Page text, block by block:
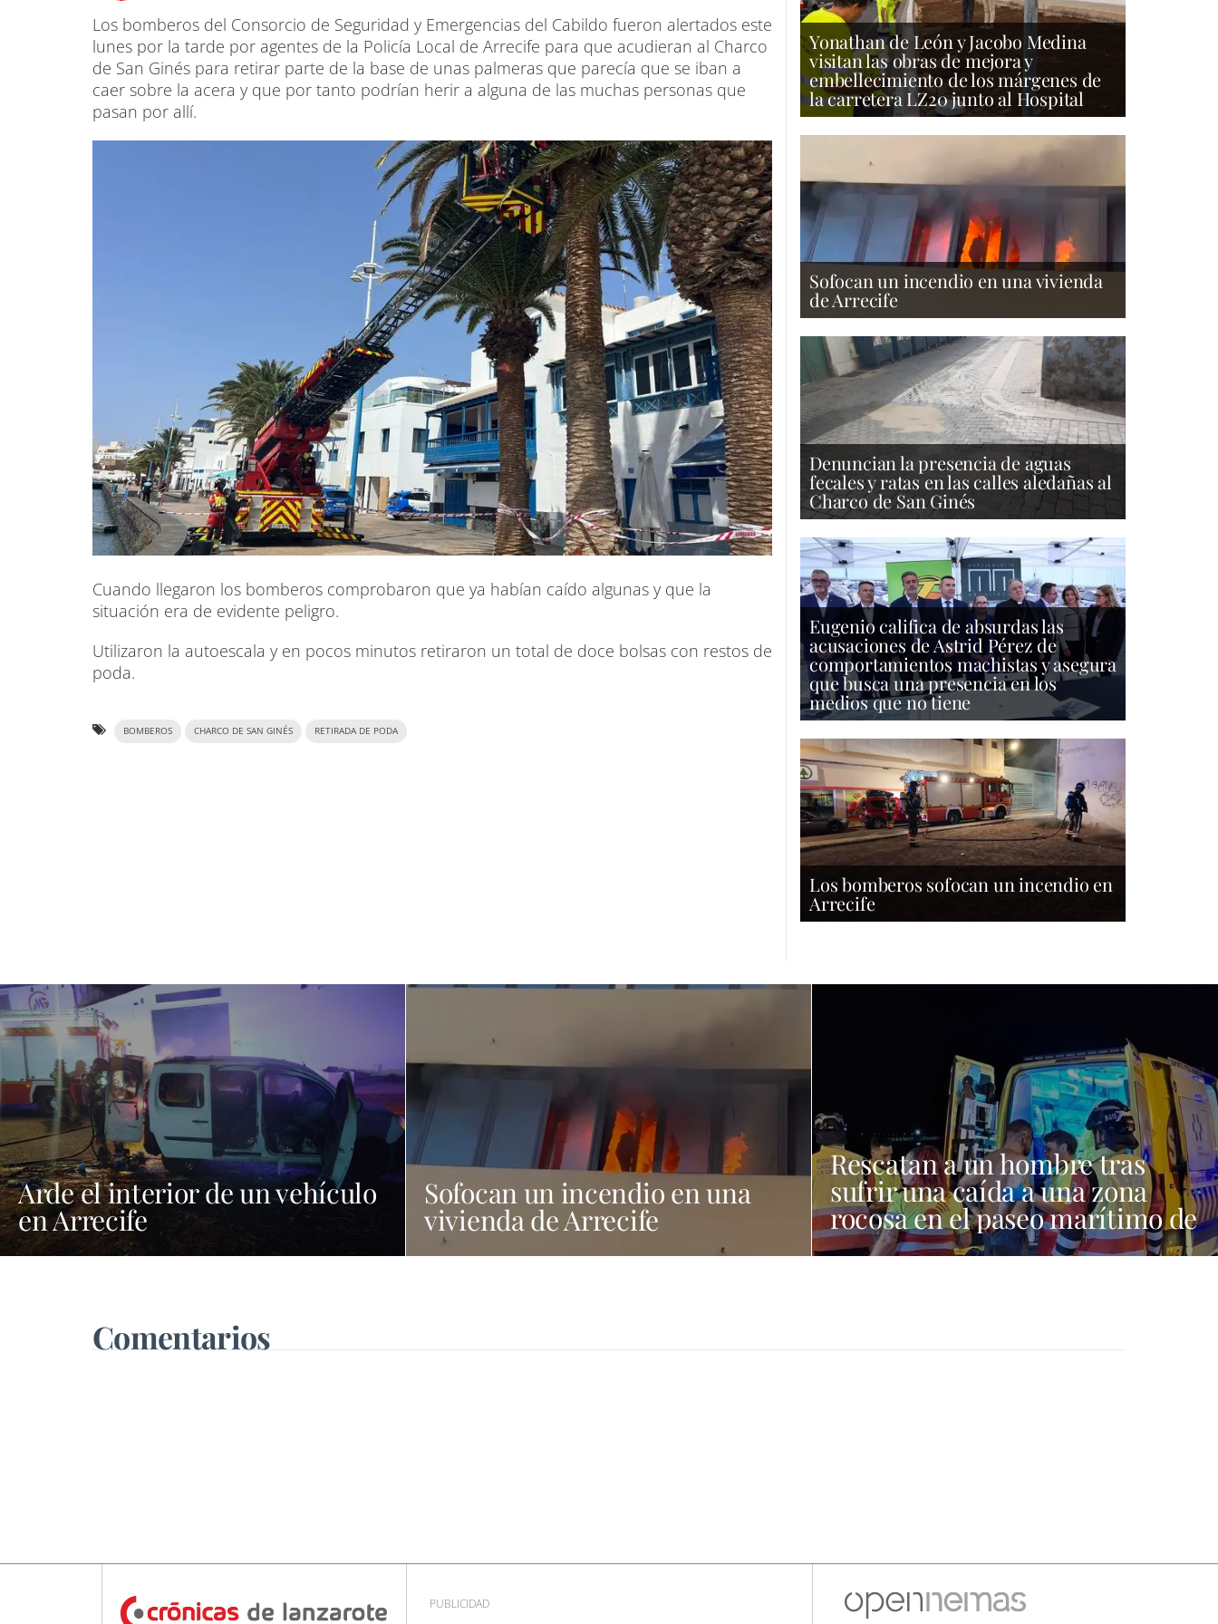
Los bomberos del Consorcio de Seguridad y Emergencias del Cabildo fueron alertados este
lunes por la tarde por agentes de la Policía Local de Arrecife para que acudieran al Charco
de San Ginés para retirar parte de la base de unas palmeras que parecía que se iban a
caer sobre la acera y que por tanto podrían herir a alguna de las muchas personas que
pasan por allí.
Cuando llegaron los bomberos comprobaron que ya habían caído algunas y que la
situación era de evidente peligro.
Utilizaron la autoescala y en pocos minutos retiraron un total de doce bolsas con restos de
poda.
BOMBEROS CHARCO DE SAN GINÉS RETIRADA DE PODA
Yonathan de León y Jacobo Medina
visitan las obras de mejora y
embellecimiento de los márgenes de
la carretera LZ20 junto al Hospital
Sofocan un incendio en una vivienda
de Arrecife
Denuncian la presencia de aguas
fecales y ratas en las calles aledañas al
Charco de San Ginés
Eugenio califica de absurdas las
acusaciones de Astrid Pérez de
comportamientos machistas y asegura
que busca una presencia en los
medios que no tiene
Los bomberos sofocan un incendio en
Arrecife
Arde el interior de un vehículo
en Arrecife
Sofocan un incendio en una
vivienda de Arrecife
Rescatan a un hombre tras
sufrir una caída a una zona
rocosa en el paseo marítimo de
Playa Blanca
Comentarios
PUBLICIDAD